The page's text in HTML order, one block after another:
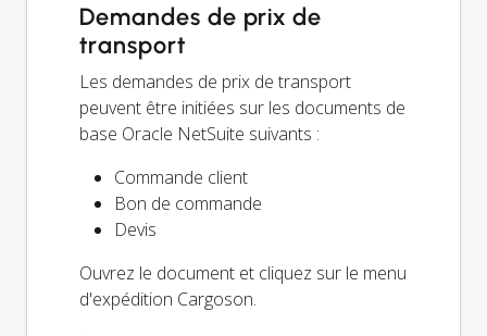
Demandes de prix de
transport
Les demandes de prix de transport
peuvent être initiées sur les documents de
base Oracle NetSuite suivants :
Commande client
Bon de commande
Devis
Ouvrez le document et cliquez sur le menu
d'expédition Cargoson.